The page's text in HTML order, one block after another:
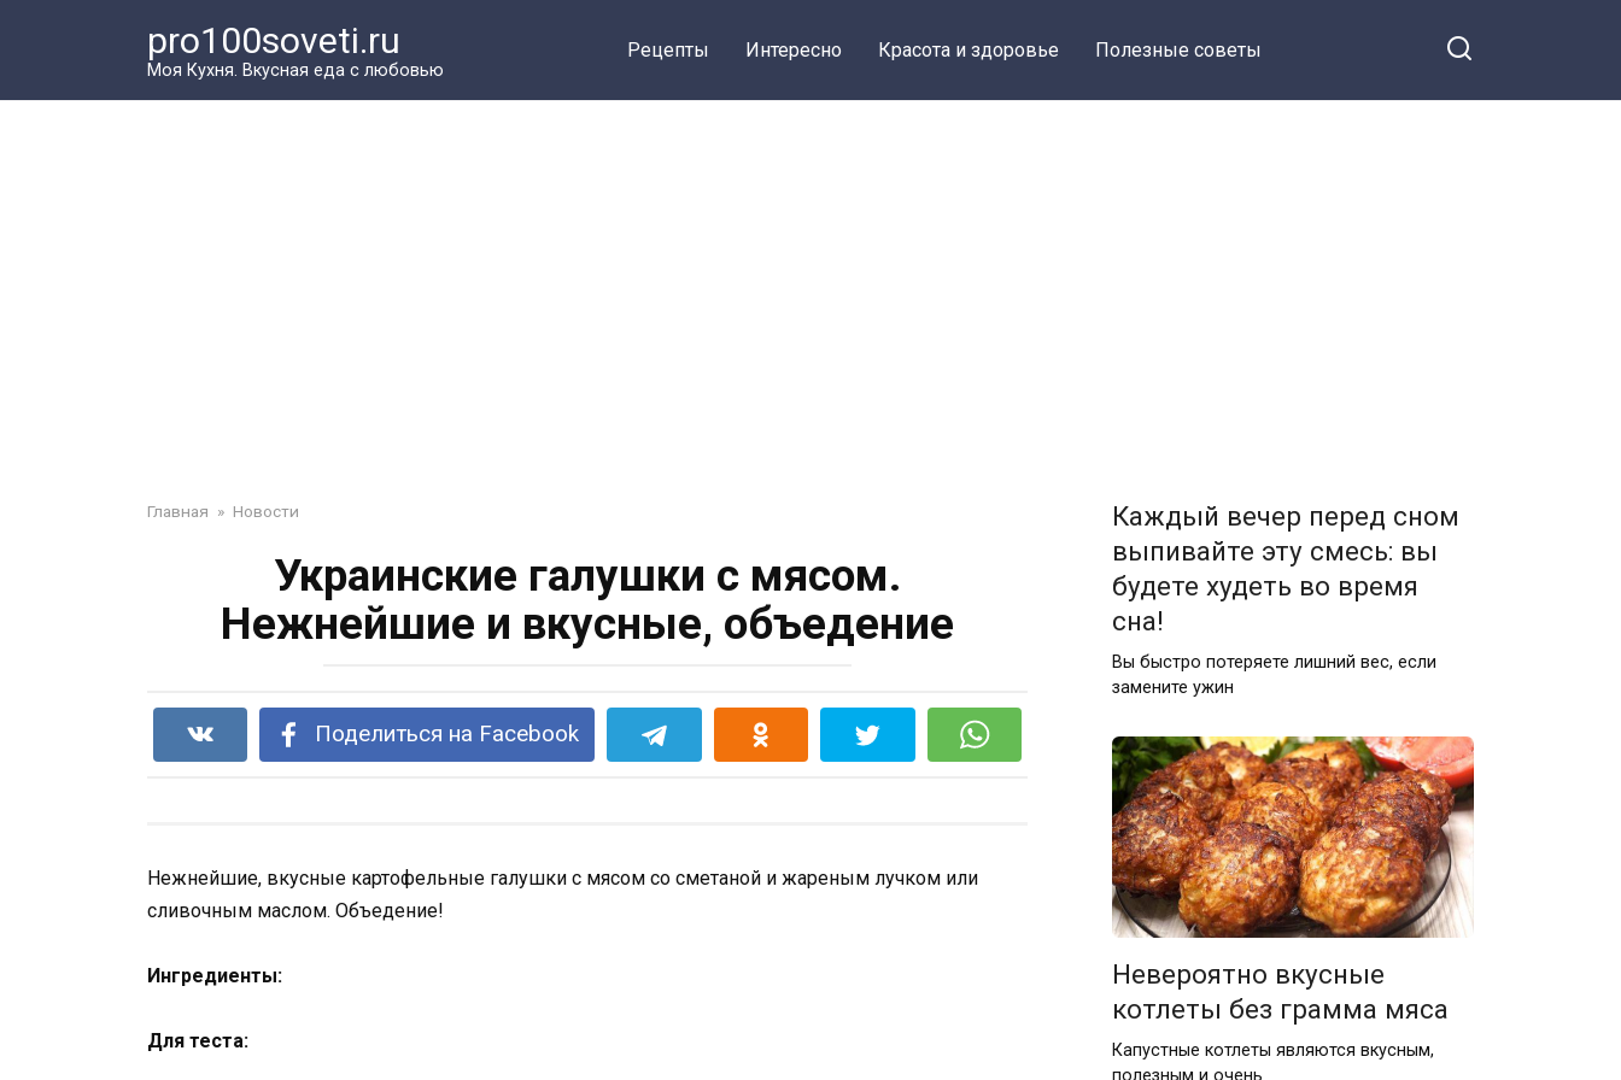
pro100soveti.ru
Моя Кухня. Bкусная еда с любовью
Рецепты Интересно Красота и здоровье Полезные советы
Главная » Новости
Украинские галушки с мясом.
Нежнейшие и вкусные, объедение
Поделиться на Facebook
Нежнейшие, вкусные картофельные галушки с мясом со сметаной и жареным лучком или
сливочным маслом. Объедение!
Ингредиенты:
Для теста:
Каждый вечер перед сном
выпивайте эту смесь: вы
будете худеть во время
сна!
Вы быстро потеряете лишний вес, если
замените ужин
Невероятно вкусные
котлеты без грамма мяса
Капустные котлеты являются вкусным,
полезным и очень